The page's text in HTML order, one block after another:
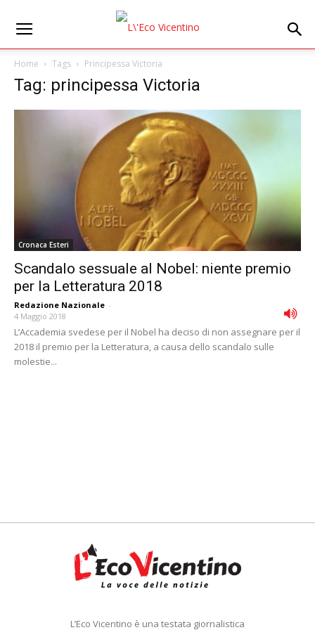
Home Tags Principessa Victoria
Tag: principessa Victoria
Cronaca Esteri
Scandalo sessuale al Nobel: niente premio
per la Letteratura 2018
Redazione Nazionale -
4 Maggio 2018
L’Accademia svedese per il Nobel ha deciso di non assegnare per il
2018 il premio per la Letteratura, a causa dello scandalo sulle
molestie...
L’Eco Vicentino è una testata giornalistica